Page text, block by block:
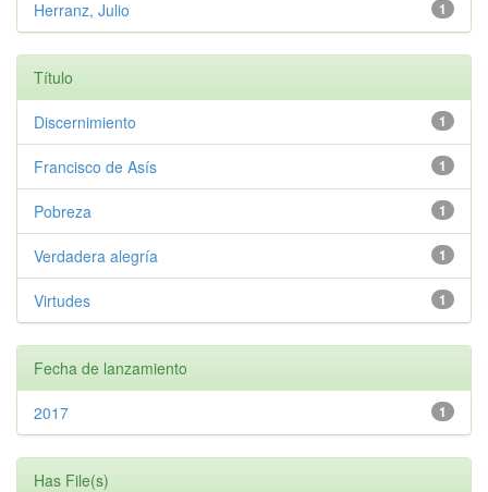
1
Herranz, Julio
Título
1
Discernimiento
1
Francisco de Asís
1
Pobreza
1
Verdadera alegría
1
Virtudes
Fecha de lanzamiento
1
2017
Has File(s)